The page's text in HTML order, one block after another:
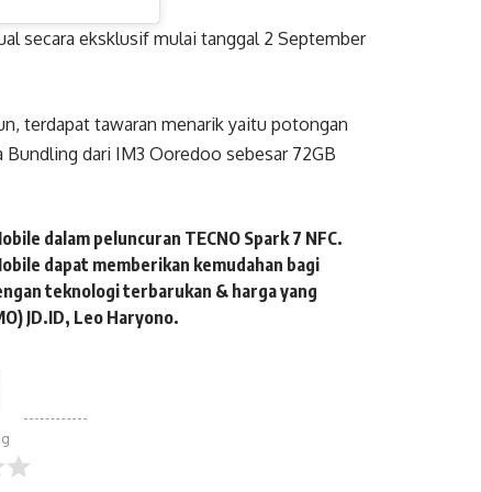
secara eksklusif mulai tanggal 2 September
terdapat tawaran menarik yaitu potongan
Bundling dari IM3 Ooredoo sebesar 72GB
dalam peluncuran TECNO Spark 7 NFC.
dapat memberikan kemudahan bagi
teknologi terbarukan & harga yang
JD.ID, Leo Haryono.